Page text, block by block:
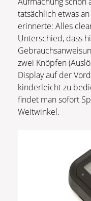
tatsächlich etwas
erinnerte: Alles
Unterschied, dass
zwei Knöpfen
Display auf der
kinderleicht zu
findet man sofort
Weitwinkel.